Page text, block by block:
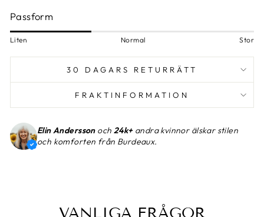
Passform
Liten Normal Stor
30 DAGARS RETURRÄTT
FRAKTINFORMATION
Elin Anderssonoch 24k+andra kvinnor älskar stilen
och komforten från Burdeaux.
VANLIGA FRÅGOR